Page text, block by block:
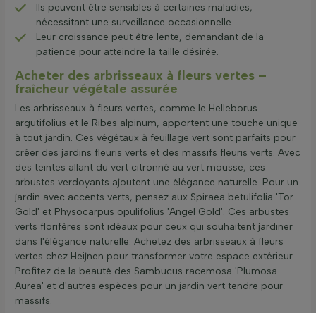
Ils peuvent être sensibles à certaines maladies,
nécessitant une surveillance occasionnelle.
Leur croissance peut être lente, demandant de la
patience pour atteindre la taille désirée.
Acheter des arbrisseaux à fleurs vertes –
fraîcheur végétale assurée
Les arbrisseaux à fleurs vertes, comme le Helleborus
argutifolius et le Ribes alpinum, apportent une touche unique
à tout jardin. Ces végétaux à feuillage vert sont parfaits pour
créer des jardins fleuris verts et des massifs fleuris verts. Avec
des teintes allant du vert citronné au vert mousse, ces
arbustes verdoyants ajoutent une élégance naturelle. Pour un
jardin avec accents verts, pensez aux Spiraea betulifolia 'Tor
Gold' et Physocarpus opulifolius 'Angel Gold'. Ces arbustes
verts florifères sont idéaux pour ceux qui souhaitent jardiner
dans l'élégance naturelle. Achetez des arbrisseaux à fleurs
vertes chez Heijnen pour transformer votre espace extérieur.
Profitez de la beauté des Sambucus racemosa 'Plumosa
Aurea' et d'autres espèces pour un jardin vert tendre pour
massifs.